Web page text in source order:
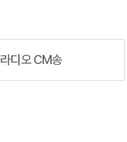
라디오 CM송